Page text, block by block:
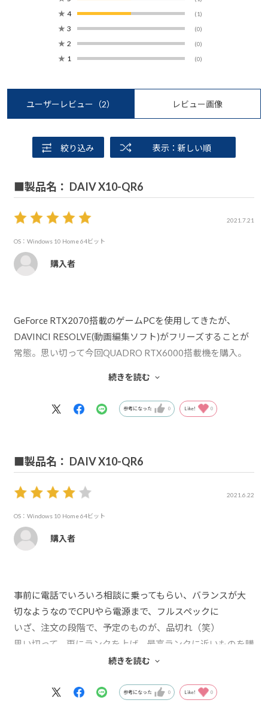
★ 4 (1)
★ 3 (0)
★ 2 (0)
★ 1 (0)
ユーザーレビュー （2） レビュー画像
絞り込み 表示：新しい順
■製品名： DAIV X10-QR6
2021.7.21
OS：Windows 10 Home 64ビット
購入者
GeForce RTX2070搭載のゲームPCを使用してきたが、
DAVINCI RESOLVE(動画編集ソフト)がフリーズすることが
常態。思い切って今回QUADRO RTX6000搭載機を購入。
イスイ動き、完全に満足です。
続きを読む
参考になった 0 Like! 0
■製品名： DAIV X10-QR6
2021.6.22
OS：Windows 10 Home 64ビット
購入者
事前に電話でいろいろ相談に乗ってもらい、バランスが大
切なようなのでCPUやら電源まで、フルスペックに
いざ、注文の段階で、予定のものが、品切れ（笑）
思い切って、更にランクを上げ、最高ランクに近いものを購
ましたが、２時間以上使ってると、さすがに止まります
続きを読む
参考になった 0 Like! 0